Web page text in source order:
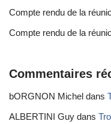
Compte rendu de la
Compte rendu de la
Commentaires
bORGNON Michel dans
ALBERTINI Guy dans